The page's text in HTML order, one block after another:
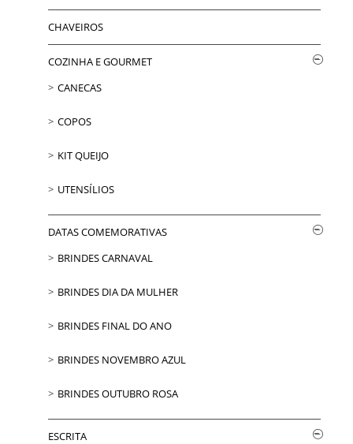
CHAVEIROS
COZINHA E GOURMET
CANECAS
COPOS
KIT QUEIJO
UTENSÍLIOS
DATAS COMEMORATIVAS
BRINDES CARNAVAL
BRINDES DIA DA MULHER
BRINDES FINAL DO ANO
BRINDES NOVEMBRO AZUL
BRINDES OUTUBRO ROSA
ESCRITA